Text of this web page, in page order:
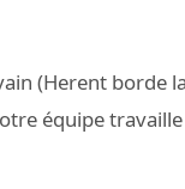
(Herent borde
équipe